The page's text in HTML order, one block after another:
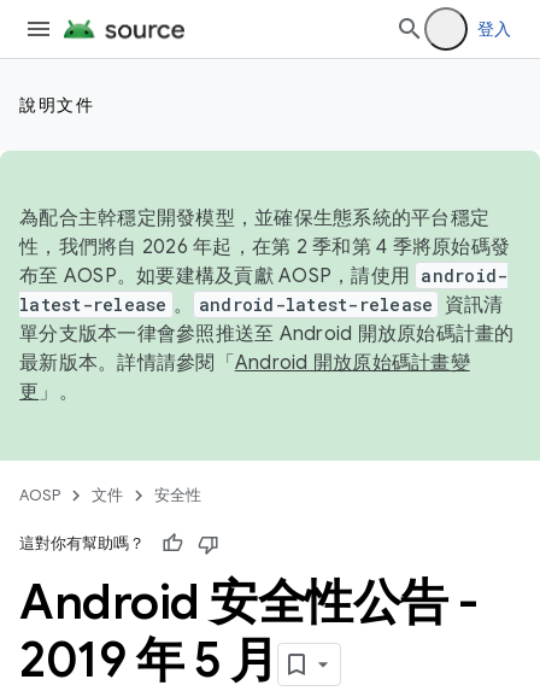
登入
說明文件
為配合主幹穩定開發模型，並確保生態系統的平台穩定
性，我們將自 2026 年起，在第 2 季和第 4 季將原始碼發
布至 AOSP。如要建構及貢獻 AOSP，請使用 android-
latest-release 。 android-latest-release
資訊清
單分支版本一律會參照推送至 Android 開放原始碼計畫的
最新版本。詳情請參閱「 Android 開放原始碼計畫變
更 」。
AOSP 文件 安全性
這對你有幫助嗎？
Android 安全性公告 -
2019 年 5 月